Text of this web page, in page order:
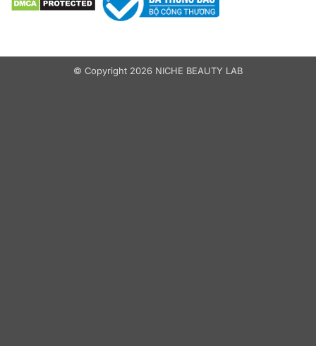
© Copyright 2026 NICHE BEAUTY LAB